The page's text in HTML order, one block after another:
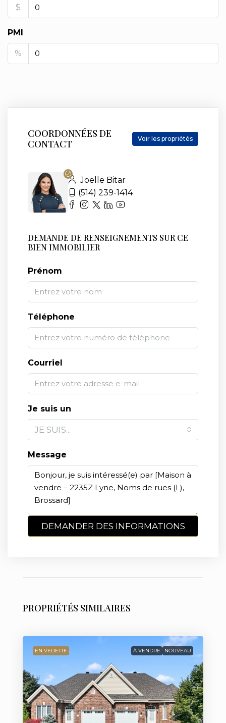
$
PMI
%
COORDONNÉES DE
CONTACT
Voir les propriétés
Joelle Bitar
(514) 239-1414
DEMANDE DE RENSEIGNEMENTS SUR CE
BIEN IMMOBILIER
Prénom
Téléphone
Courriel
Je suis un
JE SUIS...
Message
DEMANDER DES INFORMATIONS
PROPRIÉTÉS SIMILAIRES
EN VEDETTE À VENDRE NOUVEAU